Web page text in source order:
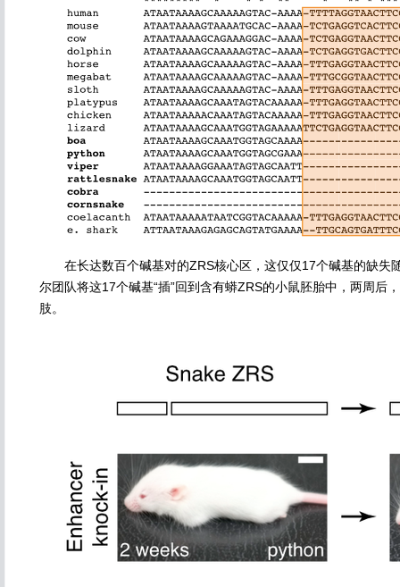
在长达数百个碱基对的ZRS核心区，这仅仅17个碱基的缺失
尔团队将这17个碱基“插”回到含有蟒ZRS的小鼠胚胎中，两周后
肢。